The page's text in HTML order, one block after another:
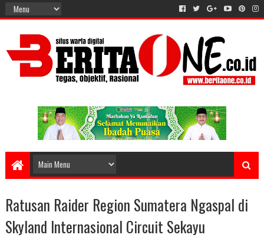
Ratusan Raider Region Sumatera Ngaspal di
Skyland Internasional Circuit Sekayu